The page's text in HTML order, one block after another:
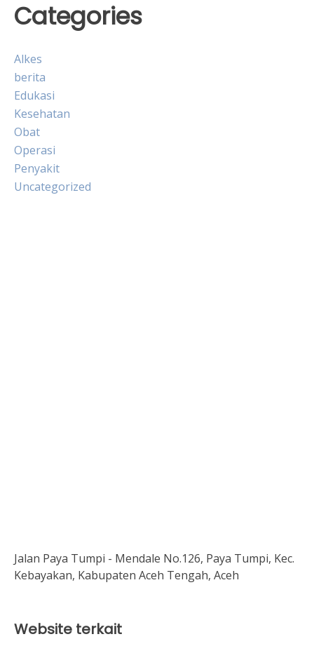
Categories
Alkes
berita
Edukasi
Kesehatan
Obat
Operasi
Penyakit
Uncategorized
Jalan Paya Tumpi - Mendale No.126, Paya Tumpi, Kec.
Kebayakan, Kabupaten Aceh Tengah, Aceh
Website terkait